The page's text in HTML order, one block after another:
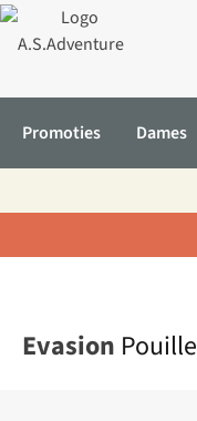
Promoties Dames
Evasion